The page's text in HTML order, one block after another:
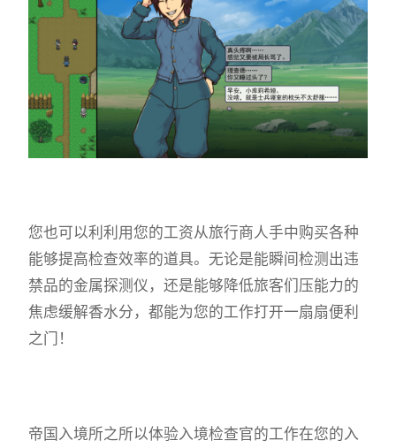
您也可以利利用您的工资从旅行商人手中购买各种
能够提高检查效率的道具。无论是能瞬间检测出违
禁品的金属探测仪，还是能够降低旅客们压能力的
焦虑缓解香水分，都能为您的工作打开一扇扇便利
之门！
帝国入境所之所以体验入境检查官的工作在您的入